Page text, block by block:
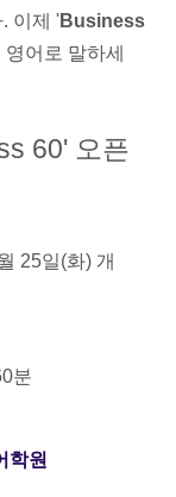
이제 'Business
어로 말하세
60' 오픈
25일(화) 개
분
학원